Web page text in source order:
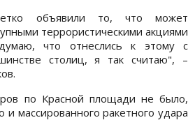
объявили то, что может
террористическими акциями
что отнеслись к этому с
столиц, я так считаю", –
по Красной площади не было,
и массированного ракетного удара